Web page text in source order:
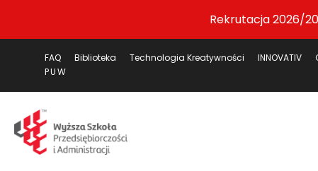
Rekrutacja 2026/
FAQ Biblioteka Technologia Kreatywności INNOVATIV
PUW